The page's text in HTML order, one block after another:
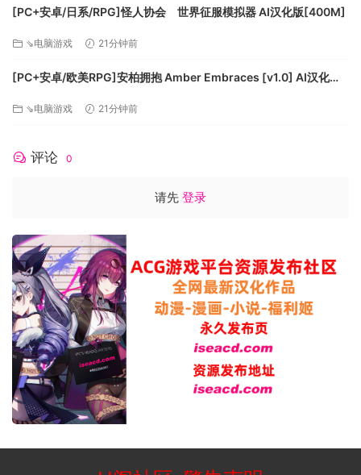
[PC+安卓/日系/RPG]怪人协会 世界征服模拟器 AI汉化版[400M]
⇘电脑游戏 21分钟前
[PC+安卓/欧美RPG]安柏拥抱 Amber Embraces [v1.0] AI汉化版
⇘电脑游戏 21分钟前
评论 0
请先 登录